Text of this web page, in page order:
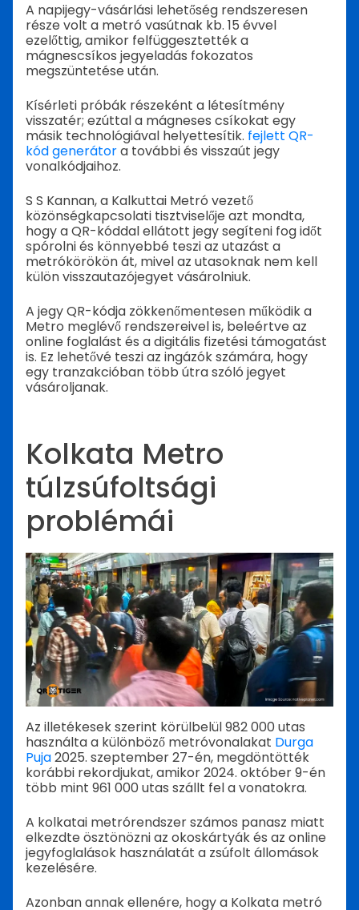
A napijegy-vásárlási lehetőség rendszeresen
része volt a metró vasútnak kb. 15 évvel
ezelőttig, amikor felfüggesztették a
mágnescsíkos jegyeladás fokozatos
megszüntetése után.
Kísérleti próbák részeként a létesítmény
visszatér; ezúttal a mágneses csíkokat egy
másik technológiával helyettesítik. fejlett QR-
kód generátora további és visszaút jegy
vonalkódjaihoz.
S S Kannan, a Kalkuttai Metró vezető
közönségkapcsolati tisztviselője azt mondta,
hogy a QR-kóddal ellátott jegy segíteni fog időt
spórolni és könnyebbé teszi az utazást a
metrókörökön át, mivel az utasoknak nem kell
külön visszautazójegyet vásárolniuk.
A jegy QR-kódja zökkenőmentesen működik a
Metro meglévő rendszereivel is, beleértve az
online foglalást és a digitális fizetési támogatást
is. Ez lehetővé teszi az ingázók számára, hogy
egy tranzakcióban több útra szóló jegyet
vásároljanak.
Kolkata Metro
túlzsúfoltsági
problémái
Az illetékesek szerint körülbelül 982 000 utas
használta a különböző metróvonalakat Durga
Puja2025. szeptember 27-én, megdöntötték
korábbi rekordjukat, amikor 2024. október 9-én
több mint 961 000 utas szállt fel a vonatokra.
A kolkatai metrórendszer számos panasz miatt
elkezdte ösztönözni az okoskártyák és az online
jegyfoglalások használatát a zsúfolt állomások
kezelésére.
Azonban annak ellenére, hogy a Kolkata metró